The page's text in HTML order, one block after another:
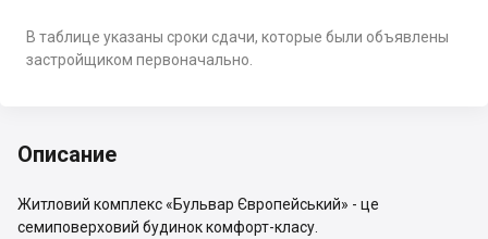
В таблице указаны сроки сдачи, которые были объявлены
застройщиком первоначально.
Описание
Житловий комплекс «Бульвар Європейський» - це
семиповерховий будинок комфорт-класу.